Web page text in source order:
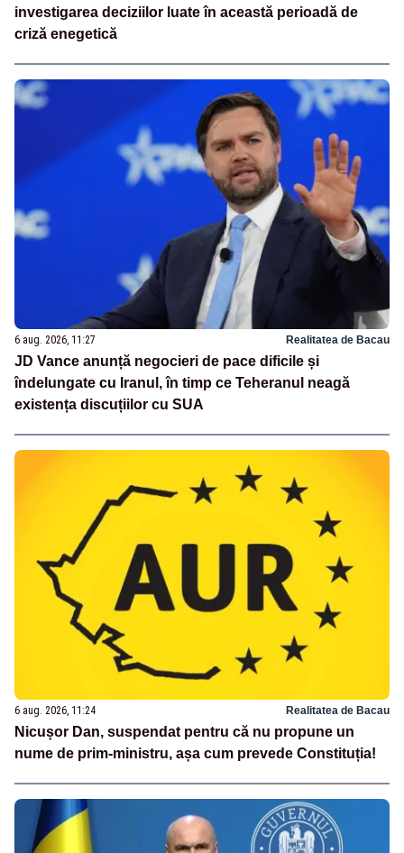
investigarea deciziilor luate în această perioadă de
criză enegetică
6 aug. 2026, 11:27 Realitatea de Bacau
JD Vance anunță negocieri de pace dificile și
îndelungate cu Iranul, în timp ce Teheranul neagă
existența discuțiilor cu SUA
6 aug. 2026, 11:24 Realitatea de Bacau
Nicușor Dan, suspendat pentru că nu propune un
nume de prim-ministru, așa cum prevede Constituția!